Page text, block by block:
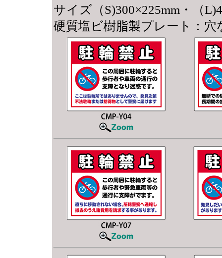
サイズ（S)300×225mm・（
硬質塩ビ樹脂製プレート：